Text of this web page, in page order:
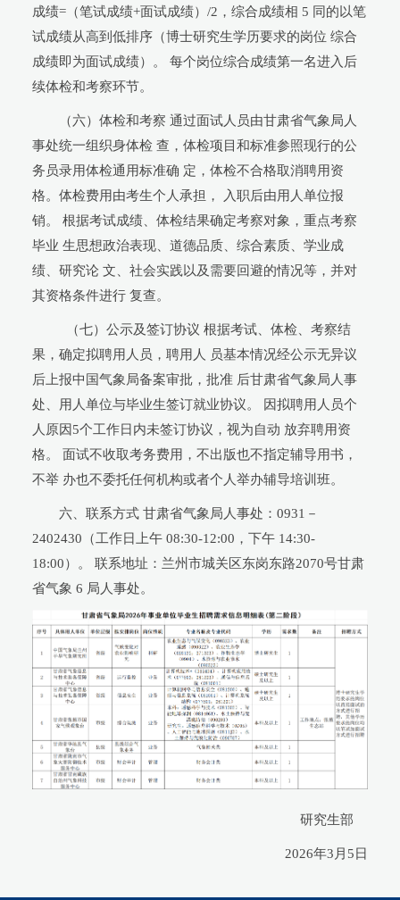
成绩=（笔试成绩+面试成绩）/2，综合成绩相 5 同的以笔
试成绩从高到低排序（博士研究生学历要求的岗位 综合
成绩即为面试成绩）。 每个岗位综合成绩第一名进入后
续体检和考察环节。
（六）体检和考察 通过面试人员由甘肃省气象局人
事处统一组织身体检 查，体检项目和标准参照现行的公
务员录用体检通用标准确 定，体检不合格取消聘用资
格。体检费用由考生个人承担， 入职后由用人单位报
销。 根据考试成绩、体检结果确定考察对象，重点考察
毕业 生思想政治表现、道德品质、综合素质、学业成
绩、研究论 文、社会实践以及需要回避的情况等，并对
其资格条件进行 复查。
（七）公示及签订协议 根据考试、体检、考察结
果，确定拟聘用人员，聘用人 员基本情况经公示无异议
后上报中国气象局备案审批，批准 后甘肃省气象局人事
处、用人单位与毕业生签订就业协议。 因拟聘用人员个
人原因5个工作日内未签订协议，视为自动 放弃聘用资
格。 面试不收取考务费用，不出版也不指定辅导用书，
不举 办也不委托任何机构或者个人举办辅导培训班。
六、联系方式 甘肃省气象局人事处：0931－
2402430（工作日上午 08:30-12:00，下午 14:30-
18:00）。 联系地址：兰州市城关区东岗东路2070号甘肃
省气象 6 局人事处。
研究生部
2026年3月5日